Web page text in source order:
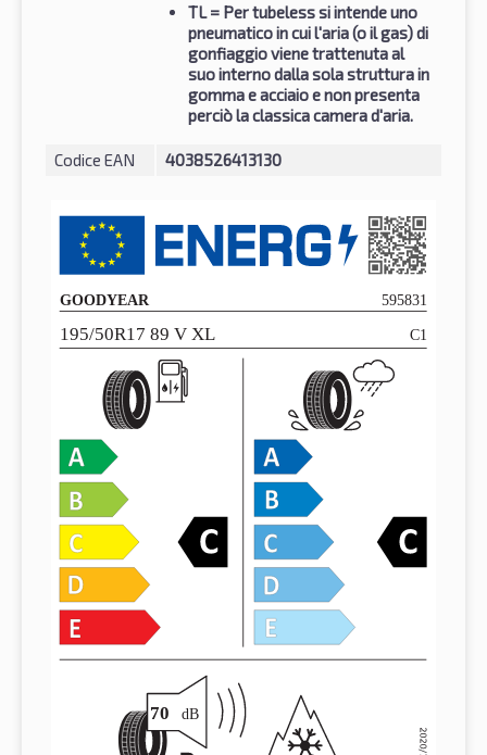
TL= Per tubeless si intende uno
pneumatico in cui l'aria (o il gas) di
gonfiaggio viene trattenuta al
suo interno dalla sola struttura in
gomma e acciaio e non presenta
perciò la classica camera d'aria.
Codice EAN 4038526413130